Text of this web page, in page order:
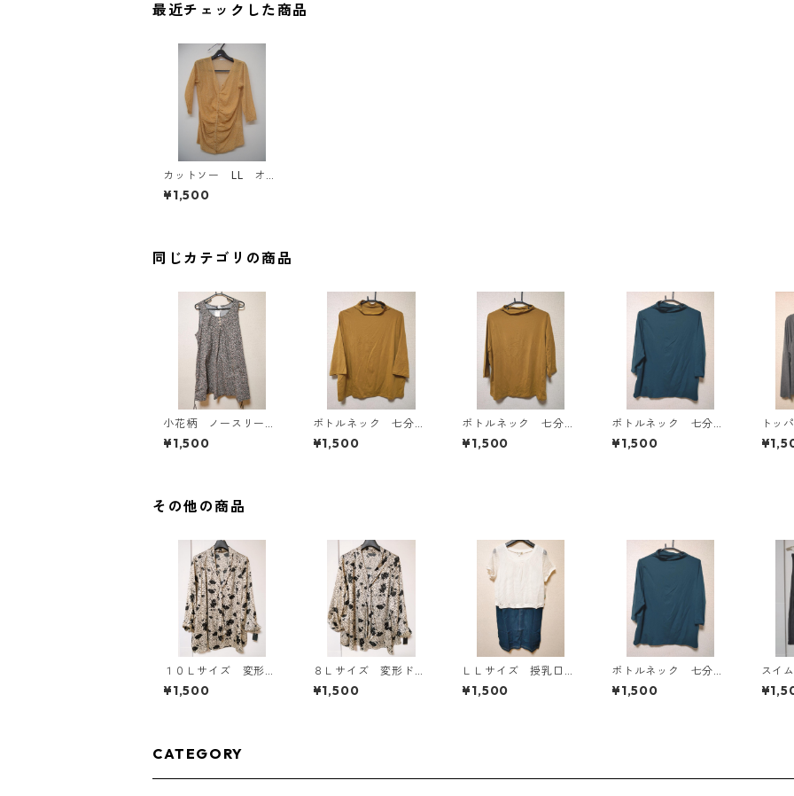
最近チェックした商品
カットソー LL オレ
ンジ系 IY-4416
¥1,500
同じカテゴリの商品
小花柄 ノースリーブ
ワンピース ４Ｌ ブ
ラック KAE-4819
¥1,500
ボトルネック 七分袖
カットソー ４Ｌ マ
スタード KAE-4818
¥1,500
ボトルネック 七分袖
カットソー ４Ｌ マ
スタード KAE-4816
¥1,500
ボトルネック 七分袖
カットソー ４Ｌ テ
ィールグリーン KAE
¥1,500
トッ
ン
AE-
その他の商品
１０Ｌサイズ 変形ド
ット 花柄 ボウタイ
ブラウス オフホワイ
¥1,500
８Ｌサイズ 変形ドッ
ト 花柄 ボウタイブ
ラウス オフホワイ
¥1,500
ＬＬサイズ 授乳口付
き マタニティ ドッ
キングワンピース ホ
¥1,500
ボトルネック 七分袖
カットソー ４Ｌ テ
ィールグリーン KAE
¥1,500
スイ
ム
KAE-
CATEGORY